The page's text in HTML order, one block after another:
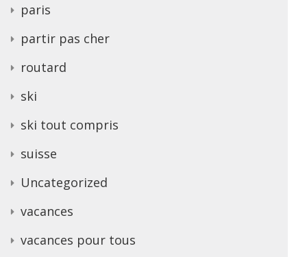
paris
partir pas cher
routard
ski
ski tout compris
suisse
Uncategorized
vacances
vacances pour tous